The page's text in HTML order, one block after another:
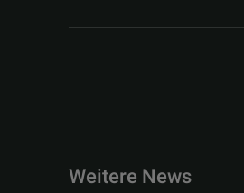
Weitere News